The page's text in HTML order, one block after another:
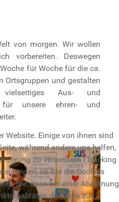
von morgen. Wir wollen
vorbereiten. Deswegen
für Woche für die ca.
Ortsgruppen und gestalten
Aus- und
für unsere ehren- und
Website. Einige von ihnen sind
während andere uns helfen,
zu verbessern (Tracking
ob Sie die Cookies
Sie, dass bei einer Ablehnung
der Seite zur